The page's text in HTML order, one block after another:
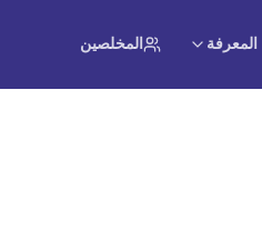
المعرفة المخلصين